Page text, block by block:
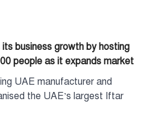
business growth by hosting
people as it expands market
UAE manufacturer and
the UAE’s largest Iftar